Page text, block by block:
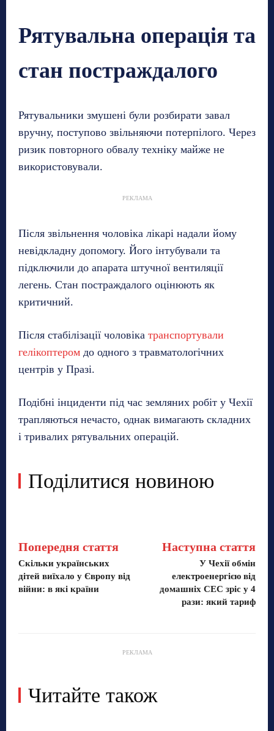
Рятувальна операція та
стан постраждалого
Рятувальники змушені були розбирати завал
вручну, поступово звільняючи потерпілого. Через
ризик повторного обвалу техніку майже не
використовували.
РЕКЛАМА
Після звільнення чоловіка лікарі надали йому
невідкладну допомогу. Його інтубували та
підключили до апарата штучної вентиляції
легень. Стан постраждалого оцінюють як
критичний.
Після стабілізації чоловіка транспортували
гелікоптером до одного з травматологічних
центрів у Празі.
Подібні інциденти під час земляних робіт у Чехії
трапляються нечасто, однак вимагають складних
і тривалих рятувальних операцій.
Поділитися новиною
Попередня стаття
Скільки українських
дітей виїхало у Європу від
війни: в які країни
Наступна стаття
У Чехії обмін
електроенергією від
домашніх СЕС зріс у 4
рази: який тариф
РЕКЛАМА
Читайте також